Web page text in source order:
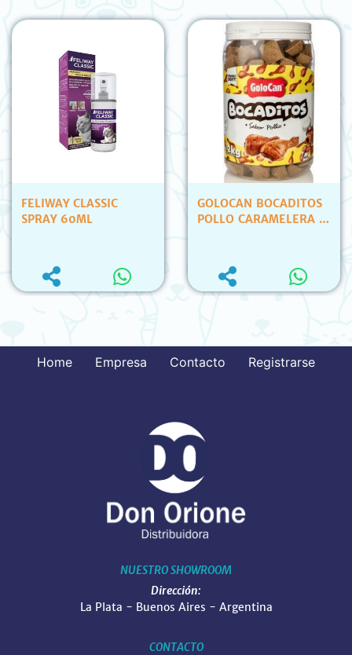
FELIWAY CLASSIC
SPRAY 60ML
GOLOCAN BOCADITOS
POLLO CARAMELERA X
Home Empresa Contacto Registrarse
NUESTRO SHOWROOM
Dirección:
La Plata - Buenos Aires - Argentina
CONTACTO